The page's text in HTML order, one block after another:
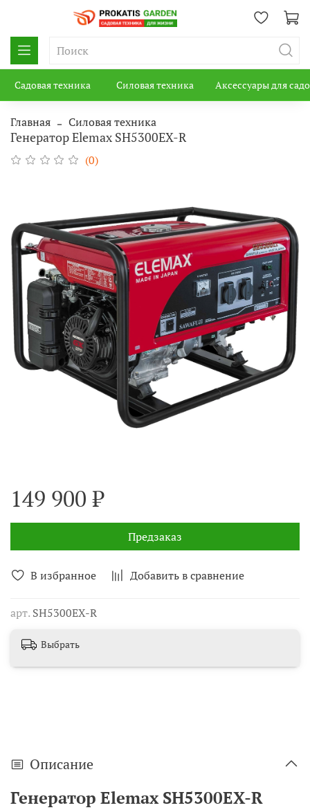
Садовая техника Силовая техника Аксессуары для
Главная Силовая техника
Генератор Elemax SH5300EX-R
(0)
В избранное Добавить в сравнение
арт. SH5300EX-R
149 900 ₽
Предзаказ
Выбрать
Описание
Генератор Elemax SH5300EX-R